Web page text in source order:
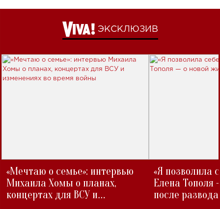
ЭКСКЛЮЗИВ
«Мечтаю о семье»: интервью
Михаила Хомы о планах,
концертах для ВСУ и
«Я позволила
Елена Тополя
после развода